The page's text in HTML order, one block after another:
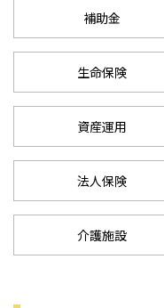
補助金
生命保険
資産運用
法人保険
介護施設